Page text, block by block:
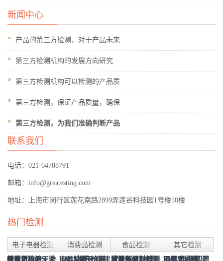
新闻中心
产品的第三方检测，对于产品未来
第三方检测机构的发展方向研究
第三方检测机构可以检测的产品质
第三方检测，保证产品质量，确保
第三方检测，为我们准确判断产品
联系我们
电话：021-64788791
邮箱：info@greatesting.com
地址：上海市闵行区莲花南路2899弄莲谷科技园1号楼10楼
热门检测
电子电器检测 消费品检测 食品检测
其它检测
俄罗斯RoHS-
RoHS报告检测 欧盟RoHS检测 RoHS认证知识
欧盟化妆品安全 EAC认证(CU- 可降解塑料检测 口罩/防护服/防
毒腐竹检测 肉类检测及肉制 增塑剂检测与测 罂粟壳检测
报建工程竣工验 消防验收-上海建建筑装饰材料及 钢结构检测